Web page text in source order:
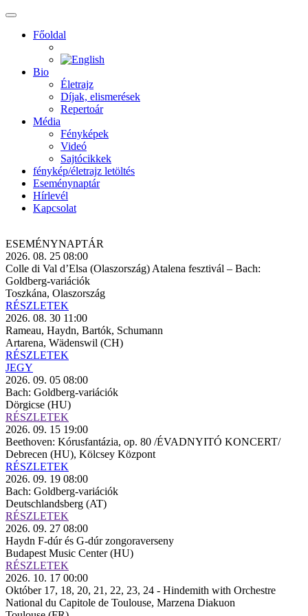
Főoldal
Bio
Életrajz
Díjak, elismerések
Repertoár
Média
Fényképek
Videó
Sajtócikkek
fénykép/életrajz letöltés
Eseménynaptár
Hírlevél
Kapcsolat
ESEMÉNY­NAPTÁR
2026. 08. 25 08:00
Colle di Val d’Elsa (Olaszország) Atalena fesztivál – Bach:
Goldberg-variációk
Toszkána, Olaszország
RÉSZLETEK
2026. 08. 30 11:00
Rameau, Haydn, Bartók, Schumann
Artarena, Wädenswil (CH)
RÉSZLETEK
JEGY
2026. 09. 05 08:00
Bach: Goldberg-variációk
Dörgicse (HU)
RÉSZLETEK
2026. 09. 15 19:00
Beethoven: Kórusfantázia, op. 80 /ÉVADNYITÓ KONCERT/
Debrecen (HU), Kölcsey Központ
RÉSZLETEK
2026. 09. 19 08:00
Bach: Goldberg-variációk
Deutschlandsberg (AT)
RÉSZLETEK
2026. 09. 27 08:00
Haydn F-dúr és G-dúr zongoraverseny
Budapest Music Center (HU)
RÉSZLETEK
2026. 10. 17 00:00
Október 17, 18, 20, 21, 22, 23, 24 - Hindemith with Orchestre
National du Capitole de Toulouse, Marzena Diakuon